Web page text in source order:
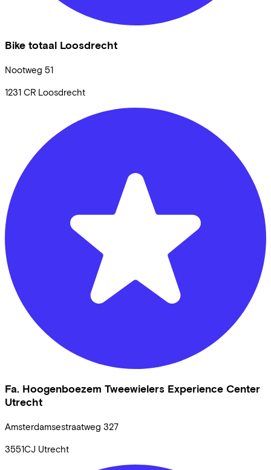
Bike totaal Loosdrecht
Nootweg 51
1231 CR Loosdrecht
Fa. Hoogenboezem Tweewielers Experience Center
Utrecht
Amsterdamsestraatweg 327
3551CJ Utrecht